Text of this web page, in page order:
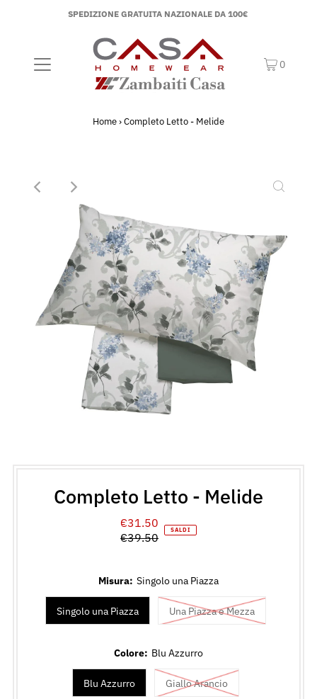
SPEDIZIONE GRATUITA NAZIONALE DA 100€
0
Home›Completo Letto - Melide
Completo Letto - Melide
Prezzo
di
€31.50
Prezzo
€39.50
SALDI
Misura: Singolo una Piazza
Singolo una Piazza Una Piazza e Mezza
Colore: Blu Azzurro
Blu Azzurro Giallo Arancio